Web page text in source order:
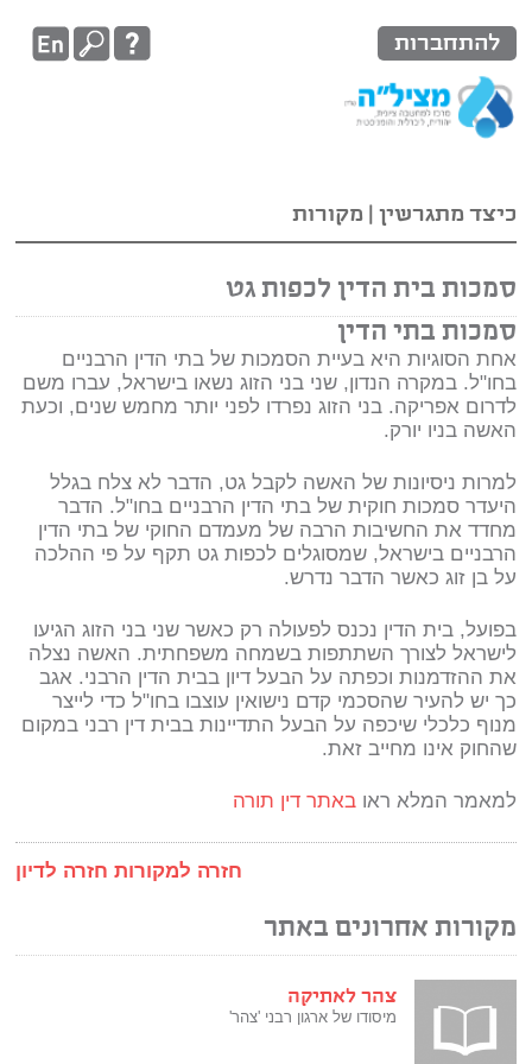
להתחברות
כיצד מתגרשין | מקורות
סמכות בית הדין לכפות גט
סמכות בתי הדין
אחת הסוגיות היא בעיית הסמכות של בתי הדין הרבניים
בחו"ל. במקרה הנדון, שני בני הזוג נשאו בישראל, עברו משם
לדרום אפריקה. בני הזוג נפרדו לפני יותר מחמש שנים, וכעת
האשה בניו יורק.
למרות ניסיונות של האשה לקבל גט, הדבר לא צלח בגלל
היעדר סמכות חוקית של בתי הדין הרבניים בחו"ל. הדבר
מחדד את החשיבות הרבה של מעמדם החוקי של בתי הדין
הרבניים בישראל, שמסוגלים לכפות גט תקף על פי ההלכה
על בן זוג כאשר הדבר נדרש.
בפועל, בית הדין נכנס לפעולה רק כאשר שני בני הזוג הגיעו
לישראל לצורך השתתפות בשמחה משפחתית. האשה נצלה
את ההזדמנות וכפתה על הבעל דיון בבית הדין הרבני. אגב
כך יש להעיר שהסכמי קדם נישואין עוצבו בחו"ל כדי לייצר
מנוף כלכלי שיכפה על הבעל התדיינות בבית דין רבני במקום
שהחוק אינו מחייב זאת.
למאמר המלא ראו באתר דין תורה
חזרה למקורות חזרה לדיון
מקורות אחרונים באתר
צהר לאתיקה
מיסודו של ארגון רבני 'צהר'